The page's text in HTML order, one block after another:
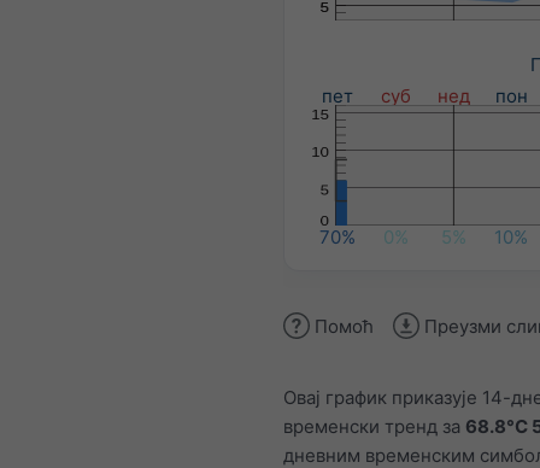
пет
суб нед пон
70% 0% 5% 10%
Помоћ Преузми
Овај график приказује 14-
временски тренд за 68.8°С
дневним временским